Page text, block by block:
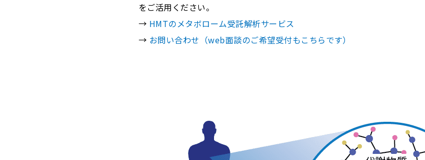
をご活用ください。
→ HMTのメタボローム受託解析サービス
→ お問い合わせ（web面談のご希望受付もこちらです）